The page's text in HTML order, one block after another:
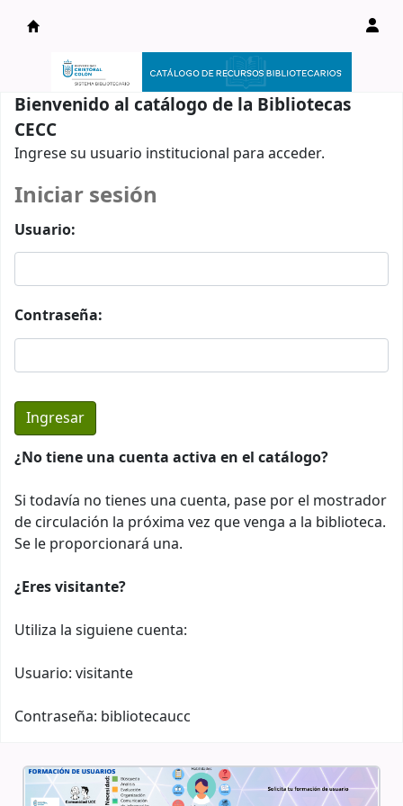
Catálogo en línea
Bienvenido al catálogo de la Bibliotecas
CECC
Ingrese su usuario institucional para acceder.
Iniciar sesión
Usuario:
Contraseña:
¿No tiene una cuenta activa en el catálogo?
Si todavía no tienes una cuenta, pase por el mostrador
de circulación la próxima vez que venga a la biblioteca.
Se le proporcionará una.
¿Eres visitante?
Utiliza la siguiene cuenta:
Usuario: visitante
Contraseña: bibliotecaucc